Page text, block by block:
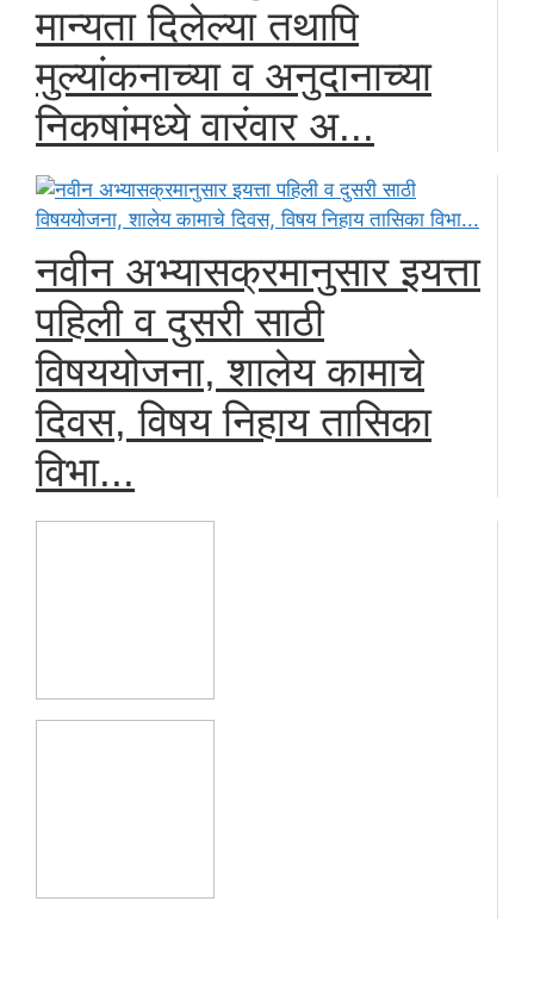
मान्यता दिलेल्या तथापि
मुल्यांकनाच्या व अनुदानाच्या
निकषांमध्ये वारंवार अ...
नवीन अभ्यासक्रमानुसार इयत्ता
पहिली व दुसरी साठी
विषययोजना, शालेय कामाचे
दिवस, विषय निहाय तासिका
विभा...